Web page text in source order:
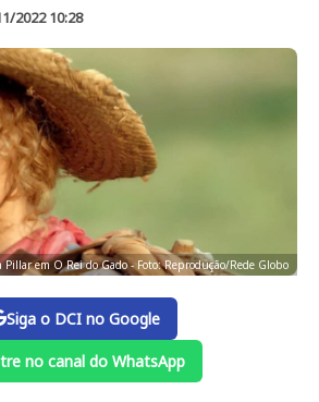
2022 10:28
Pillar em O Rei do Gado - Foto: Reprodução/Rede Globo
Siga o DCI no Google
no canal do WhatsApp